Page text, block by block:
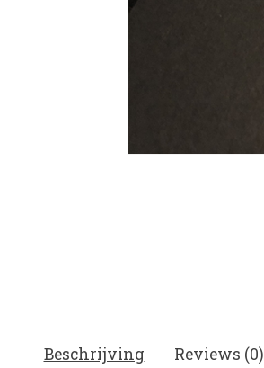
Beschrijving Reviews (0)